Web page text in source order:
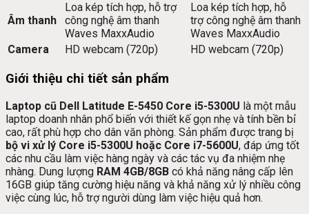
Âm thanh
Loa kép tích hợp, hỗ trợ
công nghệ âm thanh
Waves MaxxAudio
Loa kép tích hợp, hỗ
trợ công nghệ âm thanh
Waves MaxxAudio
Camera
HD webcam (720p) HD webcam (720p)
Giới thiệu chi tiết sản phẩm
Laptop cũ Dell Latitude E-5450 Core i5-5300U là một mẫu
laptop doanh nhân phổ biến với thiết kế gọn nhẹ và tính bền bỉ
cao, rất phù hợp cho dân văn phòng. Sản phẩm được trang bị
bộ vi xử lý Core i5-5300U hoặc Core i7-5600U, đáp ứng tốt
các nhu cầu làm việc hàng ngày và các tác vụ đa nhiệm nhẹ
nhàng. Dung lượng RAM 4GB/8GB có khả năng nâng cấp lên
16GB giúp tăng cường hiệu năng và khả năng xử lý nhiều công
việc cùng lúc, hỗ trợ người dùng làm việc hiệu quả hơn.